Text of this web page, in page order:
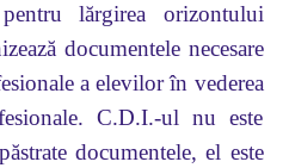
lărgirea orizontului
documentele necesare
a elevilor în vederea
C.D.I.-ul nu este
documentele, el este